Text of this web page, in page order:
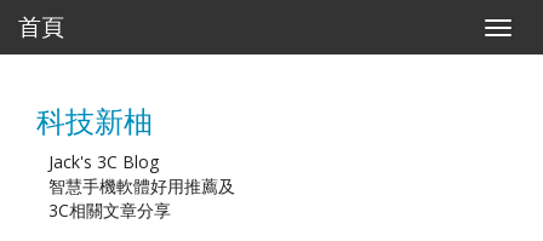
T
o
首頁
科技新柚
Jack's 3C Blog
智慧手機軟體好用推薦及
3C相關文章分享